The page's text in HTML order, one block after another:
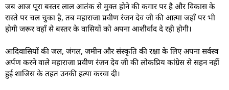
जब आज पूरा बस्तर लाल आतंक से मुक्त होने की कगार पर है और विकास के
रास्ते पर चल चुका है, तब महाराजा प्रवीण रंजन देव जी की आत्मा जहाँ पर भी
होगी जरूर वहाँ से बस्तर के वासियों को अपना आशीर्वाद दे रही होगी।
आदिवासियों की जल, जंगल, जमीन और संस्कृति की रक्षा के लिए अपना सर्वस्व
अर्पण करने वाले महाराजा प्रवीण रंजन देव जी की लोकप्रिय कांग्रेस से सहन नहीं
हुई शाजिस के तहत उनकी हत्या करवा दी।